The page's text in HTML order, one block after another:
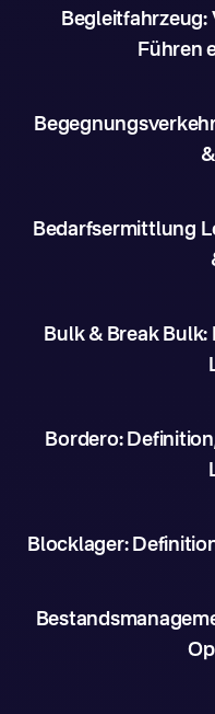
Begleitfahrzeug:
Führen
Bedarfsermittlung
Bulk & Break
Bordero:
Blocklager: